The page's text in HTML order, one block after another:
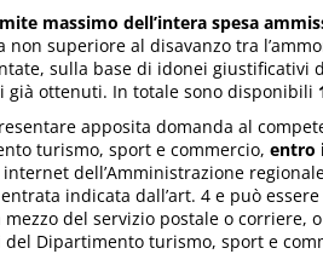
massimo dell’intera spesa
non superiore al disavanzo tra
sulla base di idonei giustificativi
ottenuti. In totale sono disponibili
apposita domanda al
turismo, sport e commercio, entro
dell’Amministrazione
indicata dall’art. 4 e può
del servizio postale o corriere,
Dipartimento turismo, sport e